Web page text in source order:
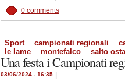
0 comments
Sport campionati regionali
le lame
montefalco salto
Una festa i Campionati
03/06/2024 - 16:35